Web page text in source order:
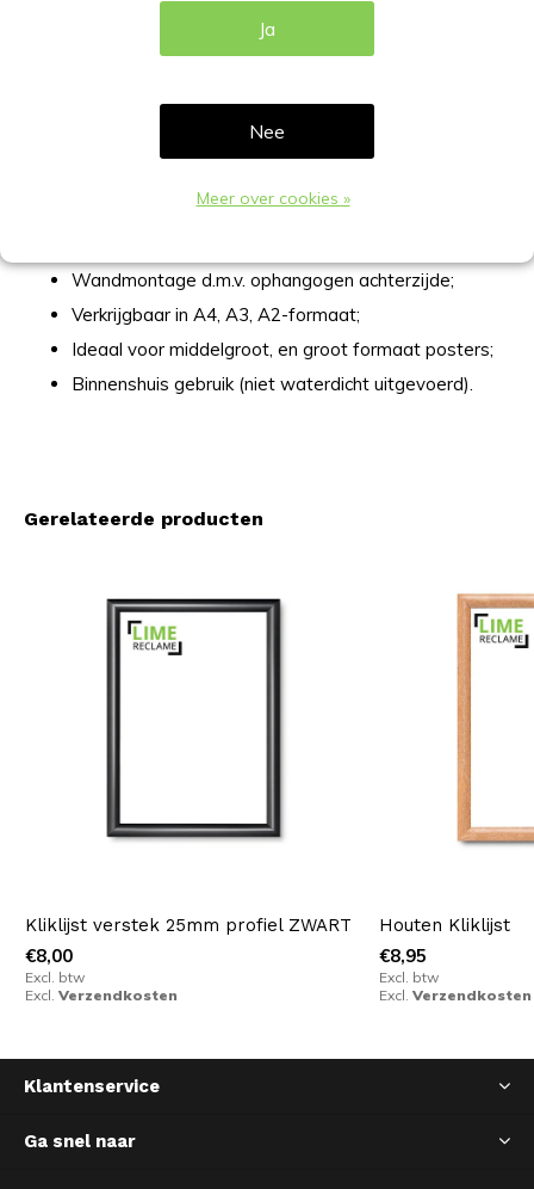
Aluminium in blauw gepoedercoat;
Verlies van de zichtmaat (10mm per zijde);
Polystyreen achterwand;
Wandmontage d.m.v. ophangogen achterzijde;
Verkrijgbaar in A4, A3, A2-formaat;
Ideaal voor middelgroot, en groot formaat posters;
Binnenshuis gebruik (niet waterdicht uitgevoerd).
Gerelateerde producten
Kliklijst verstek 25mm profiel ZWART
€8,00
Excl. btw
Excl. Verzendkosten
Houten Kliklijst
€8,95
Excl. btw
Excl. Verzendkosten
Klantenservice
Ga snel naar
Ja
Nee
Meer over cookies »